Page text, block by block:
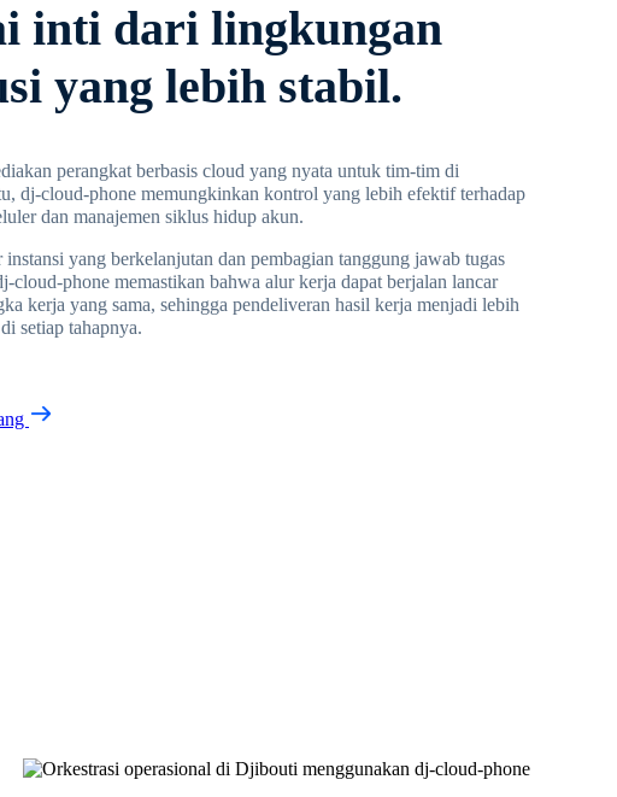
inti dari lingkungan
yang lebih stabil.
perangkat berbasis cloud yang nyata untuk tim-tim di
dj-cloud-phone memungkinkan kontrol yang lebih efektif terhadap
dan manajemen siklus hidup akun.
yang berkelanjutan dan pembagian tanggung jawab tugas
cloud-phone memastikan bahwa alur kerja dapat berjalan lancar
kerja yang sama, sehingga pendeliveran hasil kerja menjadi lebih
setiap tahapnya.